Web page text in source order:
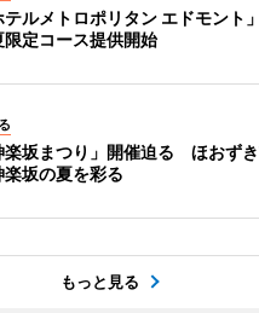
テルメトロポリタン エドモント
限定コース提供開始
楽坂まつり」開催迫る ほおず
楽坂の夏を彩る
もっと見る